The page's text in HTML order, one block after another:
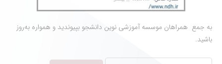
به جمع همراهان موسسه آموزشی نوین دانشجو بپیوندید و همواره به‌روز
باشید.